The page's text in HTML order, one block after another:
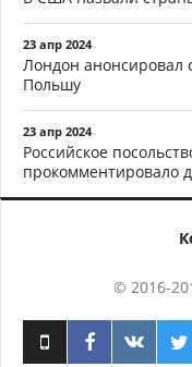
23 апр 2024
Лондон анонсировал
Польшу
23 апр 2024
Российское
прокомментировало
© 2016-